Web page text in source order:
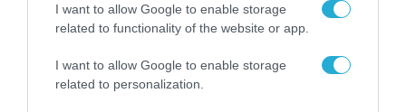
I want to allow Google to enable storage
related to functionality of the website or app.
I want to allow Google to enable storage
related to personalization.